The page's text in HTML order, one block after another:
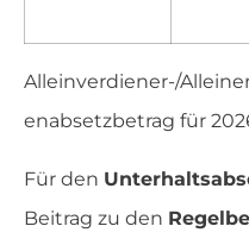
Alleinverdiener-/
enabsetzbetrag für
Für den
Beitrag zu den